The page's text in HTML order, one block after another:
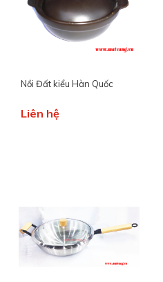
Nồi Đất kiểu Hàn Quốc
Liên hệ